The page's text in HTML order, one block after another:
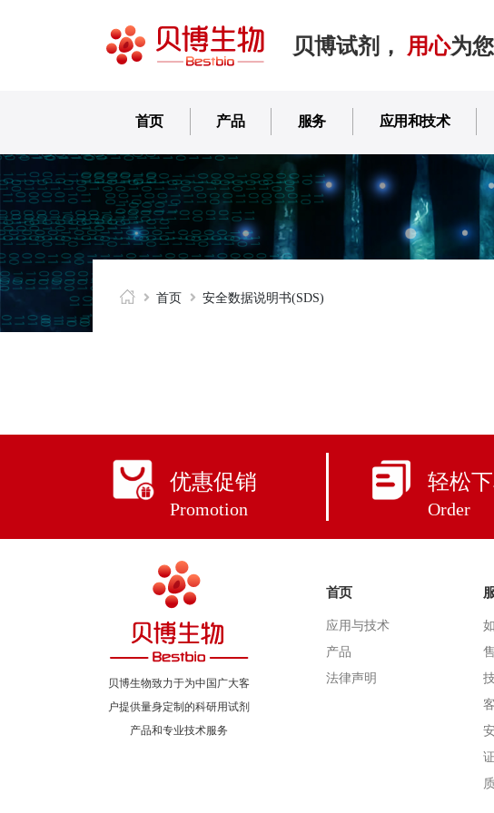
贝博试剂， 用心为您
首页 产品 服务 应用和技术
首页 安全数据说明书(SDS)
优惠促销
Promotion
轻松
Order
贝博生物致力于为中国广大客
户提供量身定制的科研用试剂
产品和专业技术服务
首页
应用与技术
产品
法律声明